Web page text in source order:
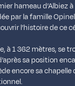
hameau d’Albiez
par la famille
l’histoire de ce
à 1 362 mètres, se
sa position
encore sa chapelle